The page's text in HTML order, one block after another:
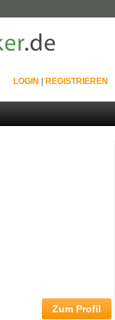
LOGIN REGISTRIEREN
Zum Profil